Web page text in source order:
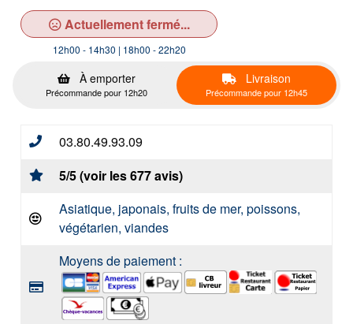
Actuellement fermé...
12h00 - 14h30 | 18h00 - 22h20
À emporter
Précommande pour 12h20
Livraison
Précommande pour 12h45
03.80.49.93.09
5/5 (voir les 677 avis)
Asiatique, japonais, fruits de mer, poissons,
végétarien, viandes
Moyens de paiement :